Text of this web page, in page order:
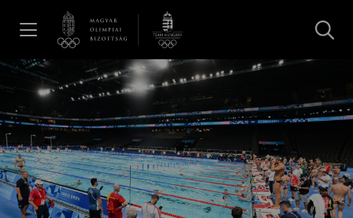
Hírek
Galéria
Dakar 2026